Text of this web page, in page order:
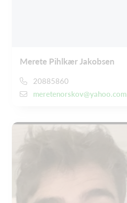
Merete Pihlkær Jakobsen
20885860
meretenorskov@yahoo.com